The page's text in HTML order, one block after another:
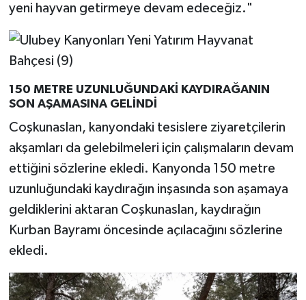
yeni hayvan getirmeye devam edeceğiz."
150 METRE UZUNLUĞUNDAKİ KAYDIRAĞANIN
SON AŞAMASINA GELİNDİ
Coşkunaslan, kanyondaki tesislere ziyaretçilerin
akşamları da gelebilmeleri için çalışmaların devam
ettiğini sözlerine ekledi. Kanyonda 150 metre
uzunluğundaki kaydırağın inşasında son aşamaya
geldiklerini aktaran Coşkunaslan, kaydırağın
Kurban Bayramı öncesinde açılacağını sözlerine
ekledi.